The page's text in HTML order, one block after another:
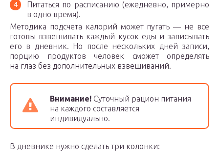
Питаться по расписанию (ежедневно, примерно
в одно время).
Методика подсчета калорий может пугать — не все
готовы взвешивать каждый кусок еды и записывать
его в дневник. Но после нескольких дней записи,
порцию продуктов человек сможет определять
на глаз без дополнительных взвешиваний.
Внимание! Суточный рацион питания
на каждого составляется
индивидуально.
В дневнике нужно сделать три колонки: